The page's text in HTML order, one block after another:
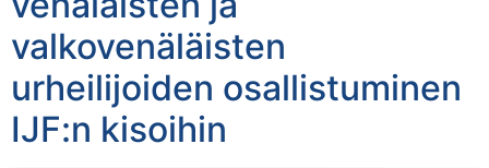
valkovenäläisten
urheilijoiden osallistuminen
IJF:n kisoihin